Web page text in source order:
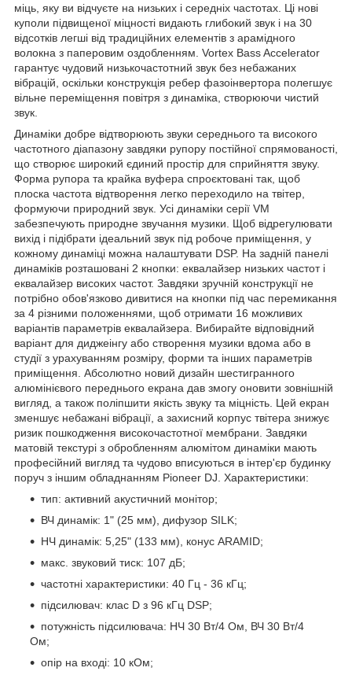
міць, яку ви відчуєте на низьких і середніх частотах. Ці нові
куполи підвищеної міцності видають глибокий звук і на 30
відсотків легші від традиційних елементів з арамідного
волокна з паперовим оздобленням. Vortex Bass Accelerator
гарантує чудовий низькочастотний звук без небажаних
вібрацій, оскільки конструкція ребер фазоінвертора полегшує
вільне переміщення повітря з динаміка, створюючи чистий
звук.
Динаміки добре відтворюють звуки середнього та високого
частотного діапазону завдяки рупору постійної спрямованості,
що створює широкий єдиний простір для сприйняття звуку.
Форма рупора та крайка вуфера спроєктовані так, щоб
плоска частота відтворення легко переходило на твітер,
формуючи природний звук. Усі динаміки серії VM
забезпечують природне звучання музики. Щоб відрегулювати
вихід і підібрати ідеальний звук під робоче приміщення, у
кожному динаміці можна налаштувати DSP. На задній панелі
динаміків розташовані 2 кнопки: еквалайзер низьких частот і
еквалайзер високих частот. Завдяки зручній конструкції не
потрібно обов'язково дивитися на кнопки під час перемикання
за 4 різними положеннями, щоб отримати 16 можливих
варіантів параметрів еквалайзера. Вибирайте відповідний
варіант для диджеінгу або створення музики вдома або в
студії з урахуванням розміру, форми та інших параметрів
приміщення. Абсолютно новий дизайн шестигранного
алюмінієвого переднього екрана дав змогу оновити зовнішній
вигляд, а також поліпшити якість звуку та міцність. Цей екран
зменшує небажані вібрації, а захисний корпус твітера знижує
ризик пошкодження високочастотної мембрани. Завдяки
матовій текстурі з обробленням алюмітом динаміки мають
професійний вигляд та чудово вписуються в інтер'єр будинку
поруч з іншим обладнанням Pioneer DJ. Характеристики:
тип: активний акустичний монітор;
ВЧ динамік: 1" (25 мм), дифузор SILK;
НЧ динамік: 5,25" (133 мм), конус ARAMID;
макс. звуковий тиск: 107 дБ;
частотні характеристики: 40 Гц - 36 кГц;
підсилювач: клас D з 96 кГц DSP;
потужність підсилювача: НЧ 30 Вт/4 Ом, ВЧ 30 Вт/4
Ом;
опір на вході: 10 кОм;